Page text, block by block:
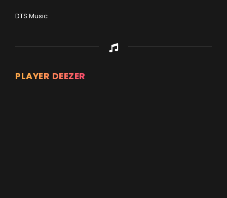
DTS Music
PLAYER DEEZER